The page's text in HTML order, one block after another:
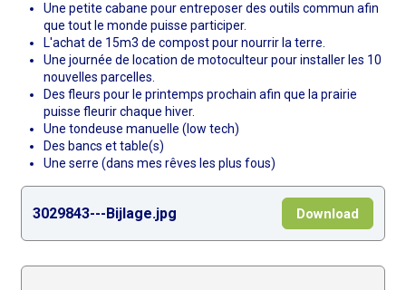
Une petite cabane pour entreposer des outils commun afin
que tout le monde puisse participer.
L'achat de 15m3 de compost pour nourrir la terre.
Une journée de location de motoculteur pour installer les 10
nouvelles parcelles.
Des fleurs pour le printemps prochain afin que la prairie
puisse fleurir chaque hiver.
Une tondeuse manuelle (low tech)
Des bancs et table(s)
Une serre (dans mes rêves les plus fous)
3029843---Bijlage.jpg Download